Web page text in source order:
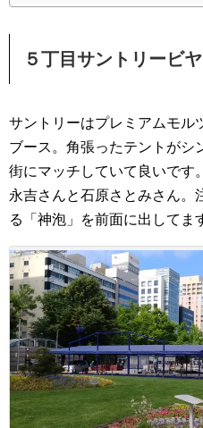
５丁目サントリービ
サントリーはプレミアムモル
ブース。角張ったテントがシ
街にマッチしていて良いです
永吉さんと石原さとみさん。
る「神泡」を前面に出してま